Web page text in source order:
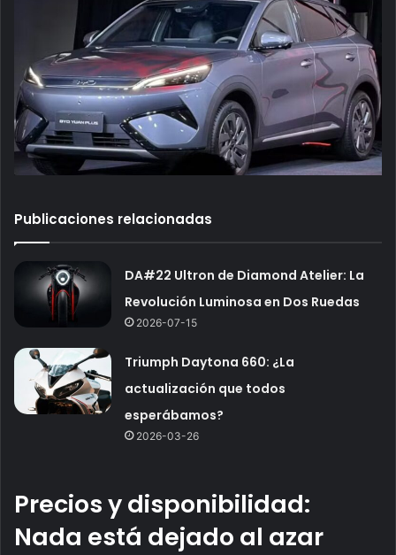
Publicaciones relacionadas
DA#22 Ultron de Diamond Atelier: La
Revolución Luminosa en Dos Ruedas
2026-07-15
Triumph Daytona 660: ¿La
actualización que todos
esperábamos?
2026-03-26
Precios y disponibilidad:
Nada está dejado al azar